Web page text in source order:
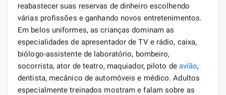
reabastecer suas reservas de dinheiro escolhendo
várias profissões e ganhando novos entretenimentos.
Em belos uniformes, as crianças dominam as
especialidades de apresentador de TV e rádio, caixa,
biólogo-assistente de laboratório, bombeiro,
socorrista, ator de teatro, maquiador, piloto de avião,
dentista, mecânico de automóveis e médico. Adultos
especialmente treinados mostram e falam sobre as